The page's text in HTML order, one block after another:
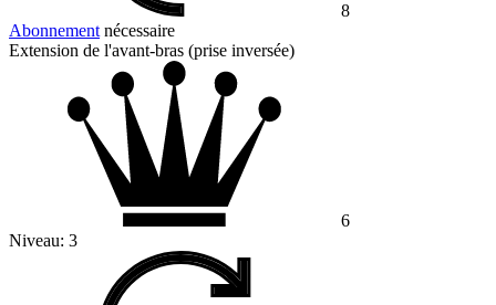
8
Abonnement nécessaire
Extension de l'avant-bras (prise inversée)
6
Niveau: 3